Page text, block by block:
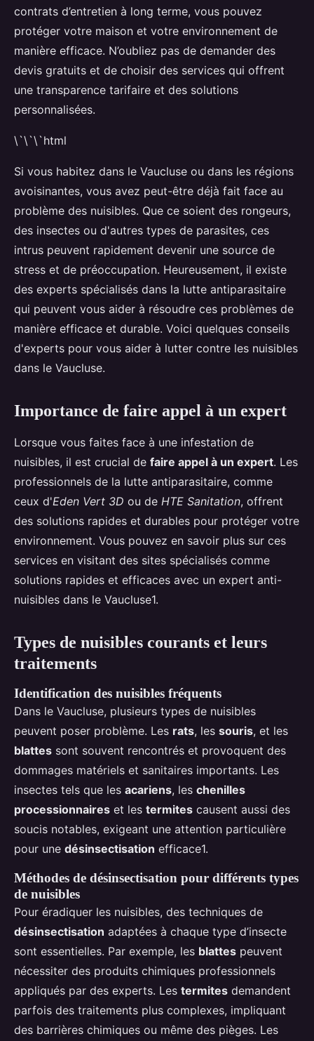
contrats d’entretien à long terme, vous pouvez
protéger votre maison et votre environnement de
manière efficace. N’oubliez pas de demander des
devis gratuits et de choisir des services qui offrent
une transparence tarifaire et des solutions
personnalisées.
\`\`\`html
Si vous habitez dans le Vaucluse ou dans les régions
avoisinantes, vous avez peut-être déjà fait face au
problème des nuisibles. Que ce soient des rongeurs,
des insectes ou d'autres types de parasites, ces
intrus peuvent rapidement devenir une source de
stress et de préoccupation. Heureusement, il existe
des experts spécialisés dans la lutte antiparasitaire
qui peuvent vous aider à résoudre ces problèmes de
manière efficace et durable. Voici quelques conseils
d'experts pour vous aider à lutter contre les nuisibles
dans le Vaucluse.
Importance de faire appel à un expert
Lorsque vous faites face à une infestation de
nuisibles, il est crucial de faire appel à un expert. Les
professionnels de la lutte antiparasitaire, comme
ceux d'Eden Vert 3D ou de HTE Sanitation, offrent
des solutions rapides et durables pour protéger votre
environnement. Vous pouvez en savoir plus sur ces
services en visitant des sites spécialisés comme
solutions rapides et efficaces avec un expert anti-
nuisibles dans le Vaucluse1.
Types de nuisibles courants et leurs
traitements
Identification des nuisibles fréquents
Dans le Vaucluse, plusieurs types de nuisibles
peuvent poser problème. Les rats, les souris, et les
blattes sont souvent rencontrés et provoquent des
dommages matériels et sanitaires importants. Les
insectes tels que les acariens, les chenilles
processionnaires et les termites causent aussi des
soucis notables, exigeant une attention particulière
pour une désinsectisation efficace1.
Méthodes de désinsectisation pour différents types
de nuisibles
Pour éradiquer les nuisibles, des techniques de
désinsectisation adaptées à chaque type d’insecte
sont essentielles. Par exemple, les blattes peuvent
nécessiter des produits chimiques professionnels
appliqués par des experts. Les termites demandent
parfois des traitements plus complexes, impliquant
des barrières chimiques ou même des pièges. Les